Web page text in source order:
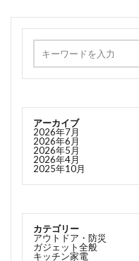
アーカイブ
2026年7月
2026年6月
2026年5月
2026年4月
2025年10月
カテゴリー
アウトドア・防災
ガジェット全般
キッチン家電